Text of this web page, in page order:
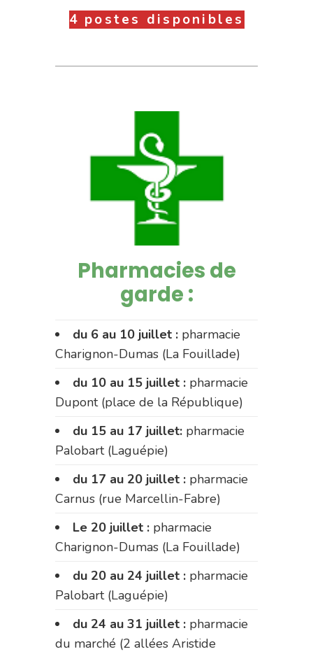
4 postes disponibles
Pharmacies de
garde :
du 6 au 10 juillet : pharmacie
Charignon-Dumas (La Fouillade)
du 10 au 15 juillet : pharmacie
Dupont (place de la République)
du 15 au 17 juillet: pharmacie
Palobart (Laguépie)
du 17 au 20 juillet : pharmacie
Carnus (rue Marcellin-Fabre)
Le 20 juillet : pharmacie
Charignon-Dumas (La Fouillade)
du 20 au 24 juillet : pharmacie
Palobart (Laguépie)
du 24 au 31 juillet : pharmacie
du marché (2 allées Aristide